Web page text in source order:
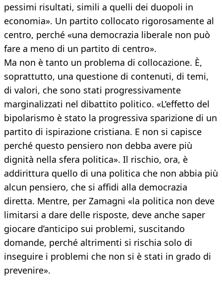
pessimi risultati, simili a quelli dei duopoli in
economia». Un partito collocato rigorosamente al
centro, perché «una democrazia liberale non può
fare a meno di un partito di centro».
Ma non è tanto un problema di collocazione. È,
soprattutto, una questione di contenuti, di temi,
di valori, che sono stati progressivamente
marginalizzati nel dibattito politico. «L’effetto del
bipolarismo è stato la progressiva sparizione di un
partito di ispirazione cristiana. E non si capisce
perché questo pensiero non debba avere più
dignità nella sfera politica». Il rischio, ora, è
addirittura quello di una politica che non abbia più
alcun pensiero, che si affidi alla democrazia
diretta. Mentre, per Zamagni «la politica non deve
limitarsi a dare delle risposte, deve anche saper
giocare d’anticipo sui problemi, suscitando
domande, perché altrimenti si rischia solo di
inseguire i problemi che non si è stati in grado di
prevenire».